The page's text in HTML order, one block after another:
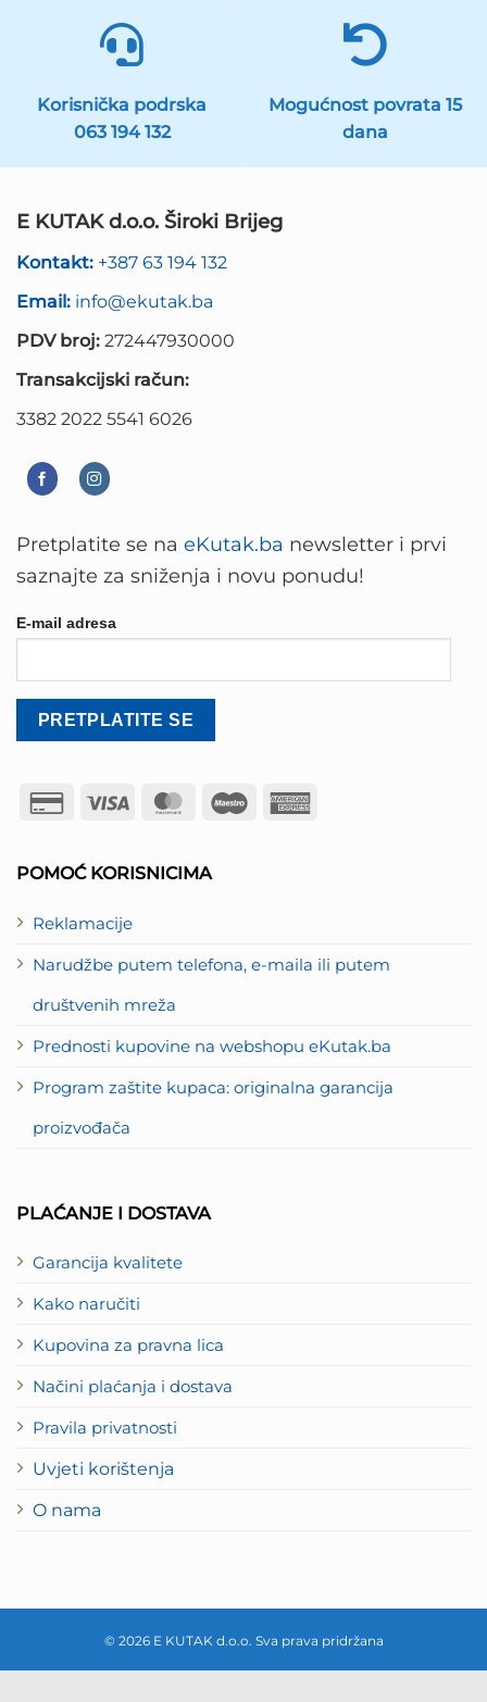
Korisnička podrska
063 194 132
Mogućnost povrata 15
dana
E KUTAK d.o.o. Široki Brijeg
Kontakt: +387 63 194 132
Email: info@ekutak.ba
PDV broj: 272447930000
Transakcijski račun:
3382 2022 5541 6026
POMOĆ KORISNICIMA
Reklamacije
Narudžbe putem telefona, e-maila ili putem
društvenih mreža
Prednosti kupovine na webshopu eKutak.ba
Program zaštite kupaca: originalna garancija
proizvođača
PLAĆANJE I DOSTAVA
Garancija kvalitete
Kako naručiti
Kupovina za pravna lica
Načini plaćanja i dostava
Pravila privatnosti
Uvjeti korištenja
O nama
Pretplatite se na eKutak.ba newsletter i prvi
saznajte za sniženja i novu ponudu!
E-mail adresa
Credit
Visa MasterCard
Maestro
© 2026 E KUTAK d.o.o. Sva prava pridržana